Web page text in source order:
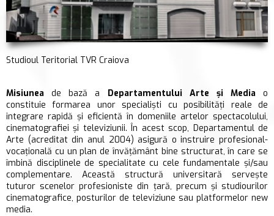
Studioul Teritorial TVR Craiova
Misiunea de bază a Departamentului Arte și Media o
constituie formarea unor specialiști cu posibilități reale de
integrare rapidă și eficientă în domeniile artelor spectacolului,
cinematografiei și televiziunii. În acest scop, Departamentul de
Arte (acreditat din anul 2004) asigură o instruire profesional-
vocațională cu un plan de învățământ bine structurat, în care se
îmbină disciplinele de specialitate cu cele fundamentale și/sau
complementare. Această structură universitară servește
tuturor scenelor profesioniste din țară, precum și studiourilor
cinematografice, posturilor de televiziune sau platformelor new
media.